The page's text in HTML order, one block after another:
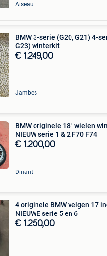
Aiseau
BMW 3-serie (G20, G21) 4-
G23) winterkit
€ 1.249,00
Jambes
BMW originele 18" wielen
NIEUW serie 1 & 2 F70 F74
€ 1.200,00
Dinant
4 originele BMW velgen 17
NIEUWE serie 5 en 6
€ 1.250,00